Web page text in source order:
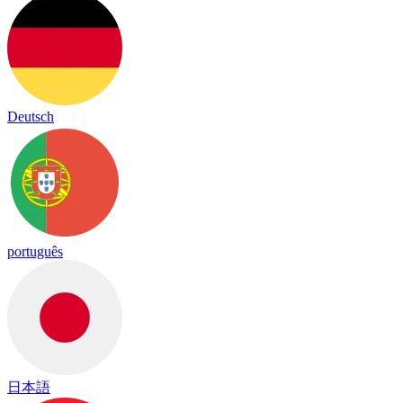
Deutsch
português
日本語